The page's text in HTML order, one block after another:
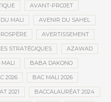
AVANT-PROJET
MALI AVENIR DU SAHEL
AVERTISSEMENT
STRATÉGIQUES AZAWAD
MALI BABA DAKONO
2026 BAC MALI 2026
2021 BACCALAURÉAT 2024